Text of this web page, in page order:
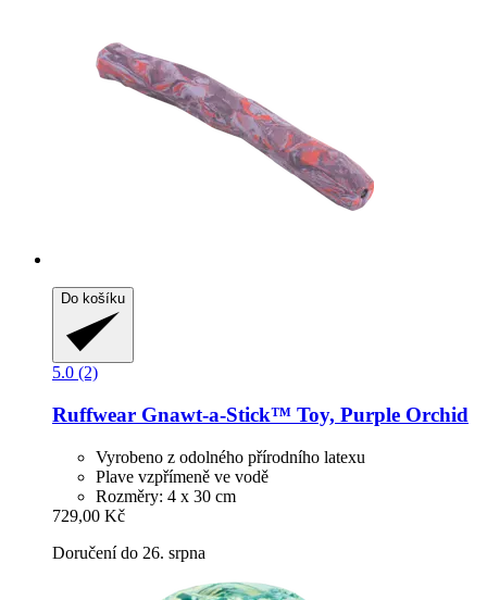
Do košíku
5.0 (2)
Ruffwear Gnawt-​a-​Stick™ Toy, Purple Orchid
Vyrobeno z odolného přírodního latexu
Plave vzpřímeně ve vodě
Rozměry: 4 x 30 cm
729,00 Kč
Doručení do 26. srpna